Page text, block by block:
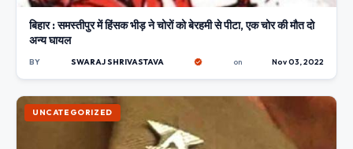
बिहार : समस्तीपुर में हिंसक भीड़ ने चोरों को बेरहमी से पीटा, एक चोर की मौत दो
अन्य घायल
BY SWARAJ SHRIVASTAVA on Nov 03, 2022
UNCATEGORIZED